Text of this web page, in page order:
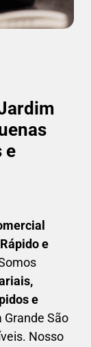
e
e
e
Grande São
Nosso